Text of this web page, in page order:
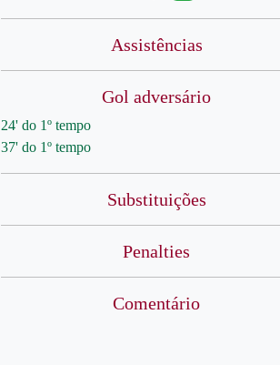
Assistências
Gol adversário
24' do 1º tempo
37' do 1º tempo
Substituições
Penalties
Comentário